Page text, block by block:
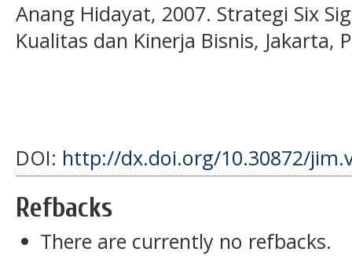
Anang Hidayat, 2007. Strategi Six
Kualitas dan Kinerja Bisnis, Jakarta,
DOI: http://dx.doi.org/10.30872/
Refbacks
There are currently no refbacks.